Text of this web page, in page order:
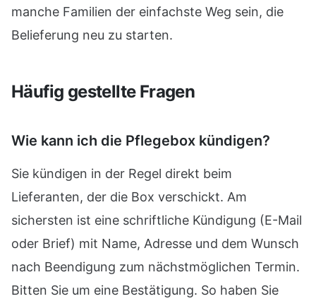
manche Familien der einfachste Weg sein, die
Belieferung neu zu starten.
Häufig gestellte Fragen
Wie kann ich die Pflegebox kündigen?
Sie kündigen in der Regel direkt beim
Lieferanten, der die Box verschickt. Am
sichersten ist eine schriftliche Kündigung (E-Mail
oder Brief) mit Name, Adresse und dem Wunsch
nach Beendigung zum nächstmöglichen Termin.
Bitten Sie um eine Bestätigung. So haben Sie